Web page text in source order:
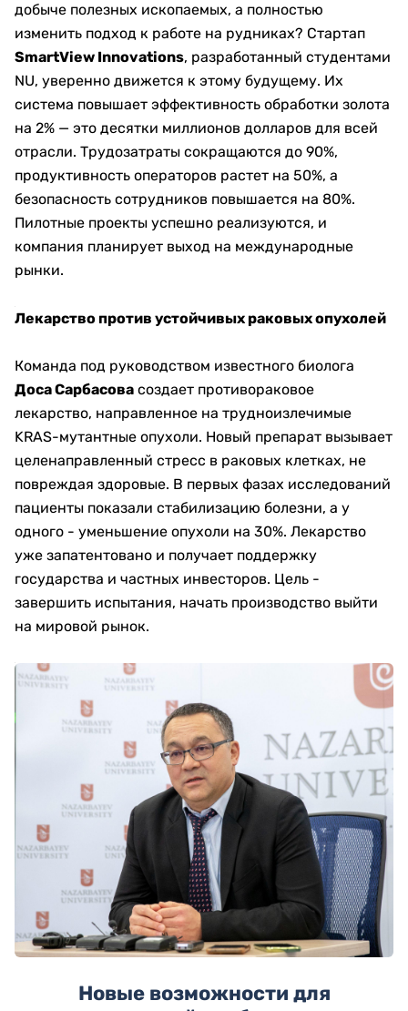
добыче полезных ископаемых, а полностью
изменить подход к работе на рудниках? Стартап
SmartView Innovations, разработанный студентами
NU, уверенно движется к этому будущему. Их
система повышает эффективность обработки золота
на 2% — это десятки миллионов долларов для всей
отрасли. Трудозатраты сокращаются до 90%,
продуктивность операторов растет на 50%, а
безопасность сотрудников повышается на 80%.
Пилотные проекты успешно реализуются, и
компания планирует выход на международные
рынки.
Лекарство против устойчивых раковых опухолей
Команда под руководством известного биолога
Доса Сарбасова создает противораковое
лекарство, направленное на трудноизлечимые
KRAS-мутантные опухоли. Новый препарат вызывает
целенаправленный стресс в раковых клетках, не
повреждая здоровые. В первых фазах исследований
пациенты показали стабилизацию болезни, а у
одного - уменьшение опухоли на 30%. Лекарство
уже запатентовано и получает поддержку
государства и частных инвесторов. Цель -
завершить испытания, начать производство выйти
на мировой рынок.
Новые возможности для